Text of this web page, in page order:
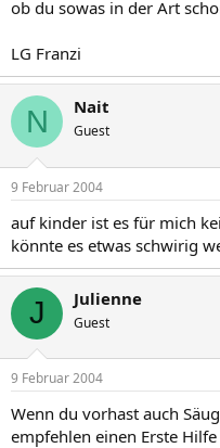
ob du sowas in der Art
LG Franzi
N Nait
Guest
9 Februar 2004
auf kinder ist es für mich
könnte es etwas schwirig
J Julienne
Guest
9 Februar 2004
Wenn du vorhast auch
empfehlen einen Erste